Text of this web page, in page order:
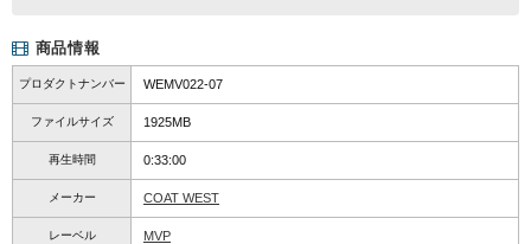
商品情報
プロダクトナンバー WEMV022-07
ファイルサイズ 1925MB
再生時間 0:33:00
メーカー COAT WEST
レーベル MVP